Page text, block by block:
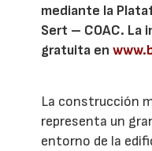
mediante la
Sert – COAC. La
gratuita en
La construcción
representa un
entorno de la